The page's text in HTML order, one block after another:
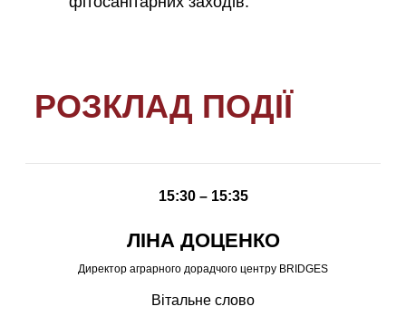
РОЗКЛАД ПОДІЇ
15:30 – 15:35
ЛІНА ДОЦЕНКО
Директор аграрного дорадчого центру BRIDGES
Вітальне слово